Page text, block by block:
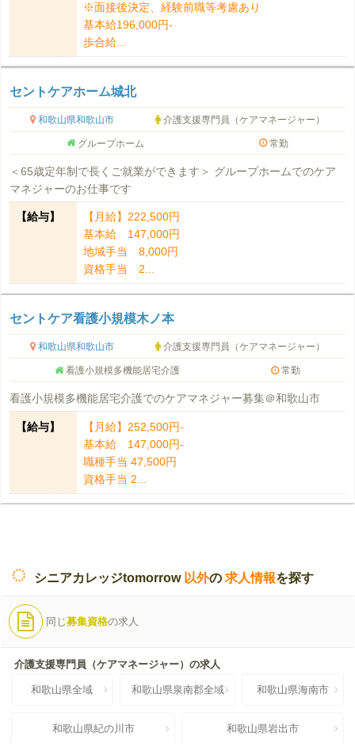
※面接後決定、経験前職等考慮あり
基本給196,000円-
歩合給...
セントケアホーム城北
和歌山県和歌山市 介護支援専門員（ケアマネージャー）
グループホーム 常勤
＜65歳定年制で長くご就業ができます＞ グループホームでのケア
マネジャーのお仕事です
【給与】
【月給】222,500円
基本給 147,000円
地域手当 8,000円
資格手当 2...
セントケア看護小規模木ノ本
和歌山県和歌山市 介護支援専門員（ケアマネージャー）
看護小規模多機能居宅介護 常勤
看護小規模多機能居宅介護でのケアマネジャー募集＠和歌山市
【給与】
【月給】252,500円-
基本給 147,000円-
職種手当 47,500円
資格手当 2...
シニアカレッジtomorrow 以外の 求人情報を探す
同じ募集資格の求人
介護支援専門員（ケアマネージャー）の求人
和歌山県全域 和歌山県泉南郡全域 和歌山県海南市
和歌山県紀の川市 和歌山県岩出市